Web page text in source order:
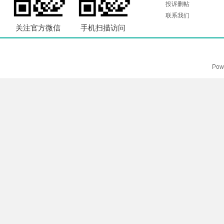
关注官方微信 手机扫描访问
投诉删帖
联系我们